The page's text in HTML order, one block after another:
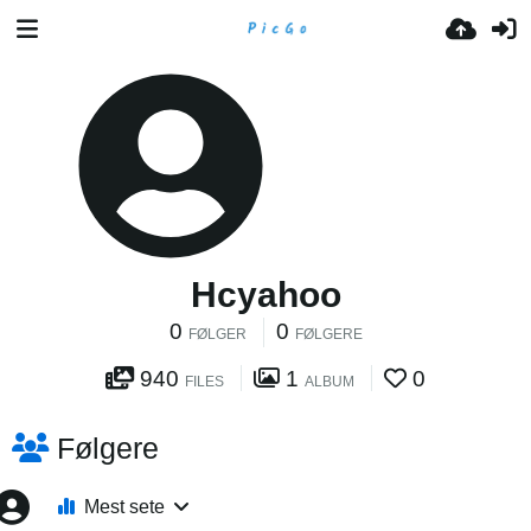
Hcyahoo
0 FØLGER 0 FØLGERE
940 FILES 1 ALBUM 0
Følgere
Mest sete